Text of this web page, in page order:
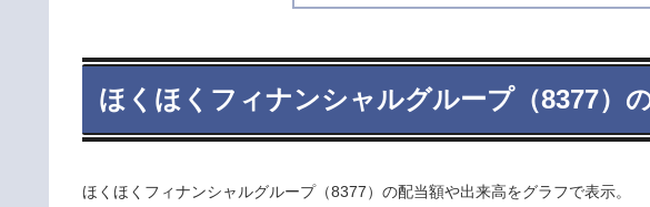
ほくほくフィナンシャルグループ（8377）
ほくほくフィナンシャルグループ（8377）の配当額や出来高をグラフで表示。